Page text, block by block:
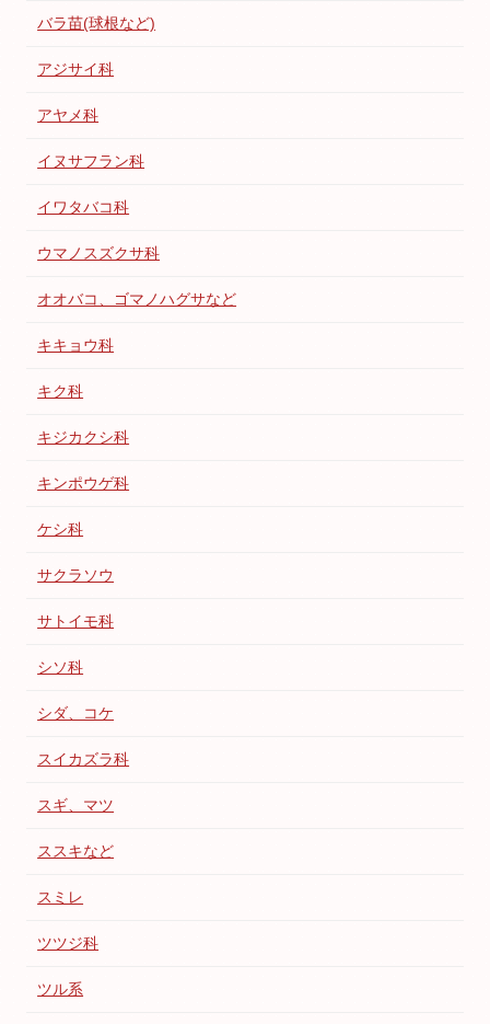
バラ苗(球根など)
アジサイ科
アヤメ科
イヌサフラン科
イワタバコ科
ウマノスズクサ科
オオバコ、ゴマノハグサなど
キキョウ科
キク科
キジカクシ科
キンポウゲ科
ケシ科
サクラソウ
サトイモ科
シソ科
シダ、コケ
スイカズラ科
スギ、マツ
ススキなど
スミレ
ツツジ科
ツル系